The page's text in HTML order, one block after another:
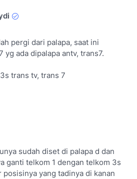
pergi dari palapa, saat ini
yg ada dipalapa antv, trans7.
trans tv, trans 7
sudah diset di palapa d dan
ganti telkom 1 dengan telkom 3s
posisinya yang tadinya di kanan